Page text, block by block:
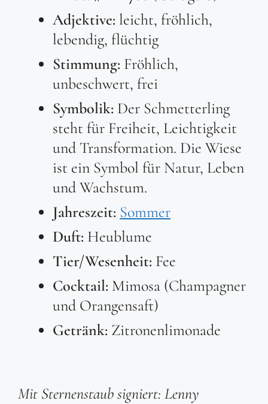
Adjektive: leicht, fröhlich,
lebendig, flüchtig
Stimmung: Fröhlich,
unbeschwert, frei
Symbolik: Der Schmetterling
steht für Freiheit, Leichtigkeit
und Transformation. Die Wiese
ist ein Symbol für Natur, Leben
und Wachstum.
Jahreszeit: Sommer
Duft: Heublume
Tier/Wesenheit: Fee
Cocktail: Mimosa (Champagner
und Orangensaft)
Getränk: Zitronenlimonade
Mit Sternenstaub signiert: Lenny